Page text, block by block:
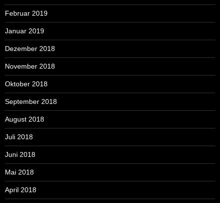
Februar 2019
Januar 2019
Dezember 2018
November 2018
Oktober 2018
September 2018
August 2018
Juli 2018
Juni 2018
Mai 2018
April 2018